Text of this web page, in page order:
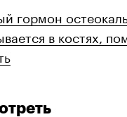
гормон
в костях,